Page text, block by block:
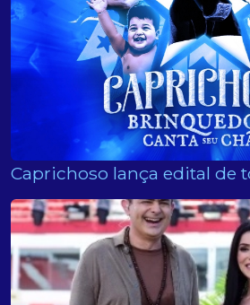
Caprichoso lança edital de